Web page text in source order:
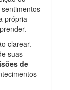
própria
clarear.
suas
de